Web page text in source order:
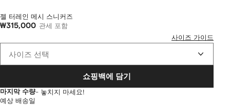
젤 터레인 메시 스니커즈
₩315,000 관세 포함
사이즈 가이드
사이즈 선택
쇼핑백에 담기
마지막 수량- 놓치지 마세요!
예상 배송일